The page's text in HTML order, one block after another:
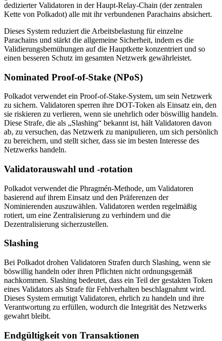
dedizierter Validatoren in der Haupt-Relay-Chain (der zentralen
Kette von Polkadot) alle mit ihr verbundenen Parachains absichert.
Dieses System reduziert die Arbeitsbelastung für einzelne
Parachains und stärkt die allgemeine Sicherheit, indem es die
Validierungsbemühungen auf die Hauptkette konzentriert und so
einen besseren Schutz im gesamten Netzwerk gewährleistet.
Nominated Proof-of-Stake (NPoS)
Polkadot verwendet ein Proof-of-Stake-System, um sein Netzwerk
zu sichern. Validatoren sperren ihre DOT-Token als Einsatz ein, den
sie riskieren zu verlieren, wenn sie unehrlich oder böswillig handeln.
Diese Strafe, die als „Slashing“ bekannt ist, hält Validatoren davon
ab, zu versuchen, das Netzwerk zu manipulieren, um sich persönlich
zu bereichern, und stellt sicher, dass sie im besten Interesse des
Netzwerks handeln.
Validatorauswahl und -rotation
Polkadot verwendet die Phragmén-Methode, um Validatoren
basierend auf ihrem Einsatz und den Präferenzen der
Nominierenden auszuwählen. Validatoren werden regelmäßig
rotiert, um eine Zentralisierung zu verhindern und die
Dezentralisierung sicherzustellen.
Slashing
Bei Polkadot drohen Validatoren Strafen durch Slashing, wenn sie
böswillig handeln oder ihren Pflichten nicht ordnungsgemäß
nachkommen. Slashing bedeutet, dass ein Teil der gestakten Token
eines Validators als Strafe für Fehlverhalten beschlagnahmt wird.
Dieses System ermutigt Validatoren, ehrlich zu handeln und ihre
Verantwortung zu erfüllen, wodurch die Integrität des Netzwerks
gewahrt bleibt.
Endgültigkeit von Transaktionen